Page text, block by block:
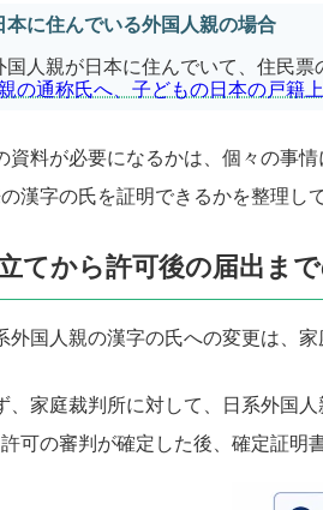
本に住んでいる外国人親の場合
国人親が日本に住んでいて、住民票
の通称氏へ、子どもの日本の戸籍
資料が必要になるかは、個々の事
漢字の氏を証明できるかを整理し
てから許可後の届出ま
外国人親の漢字の氏への変更は、
、家庭裁判所に対して、日系外国
可の審判が確定した後、確定証明